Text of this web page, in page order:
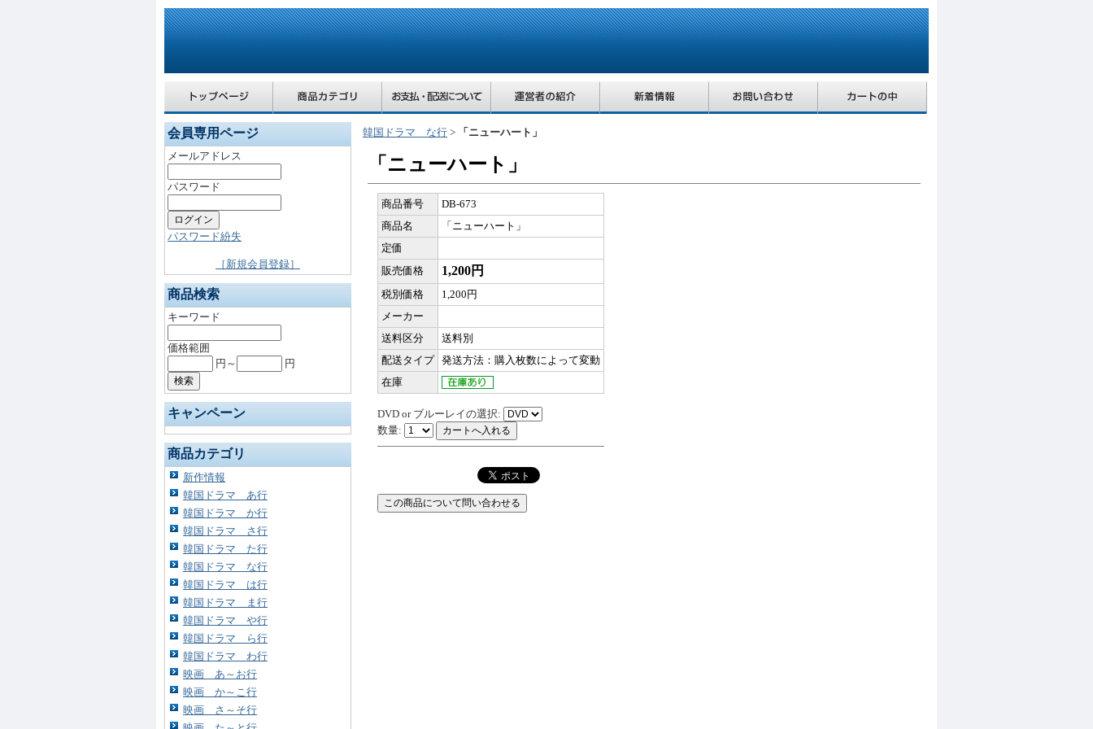
会員専用ページ
メールアドレス
パスワード
パスワード紛失
［新規会員登録］
商品検索
キーワード
価格範囲
円～
円
キャンペーン
商品カテゴリ
新作情報
韓国ドラマ あ行
韓国ドラマ か行
韓国ドラマ さ行
韓国ドラマ た行
韓国ドラマ な行
韓国ドラマ は行
韓国ドラマ ま行
韓国ドラマ や行
韓国ドラマ ら行
韓国ドラマ わ行
映画 あ～お行
映画 か～こ行
映画 さ～そ行
韓国ドラマ な行 > 「ニューハート」
「ニューハート」
商品番号
DB-673
商品名
「ニューハート」
定価
販売価格
1,200円
税別価格
1,200円
メーカー
送料区分
送料別
配送タイプ 発送方法：購入枚数によって変動
在庫
DVD or ブルーレイの選択:
数量: